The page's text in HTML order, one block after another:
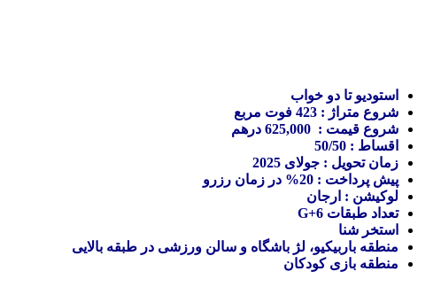
استودیو تا دو خواب
شروع متراژ : 423 فوت مربع
شروع قیمت : 625,000 درهم
اقساط : 50/50
زمان تحویل : جولای 2025
پیش پرداخت : 20% در زمان رزرو
لوکیشن : ارجان
تعداد طبقات G+6
استخر شنا
منطقه باربیکیو، لژ باشگاه و سالن ورزشی در طبقه بالایی
منطقه بازی کودکان